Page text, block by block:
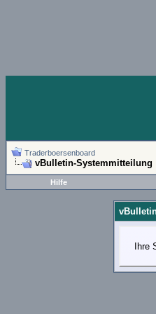
Traderboersenboard
vBulletin-Systemmitteilung
Hilfe
Ihre